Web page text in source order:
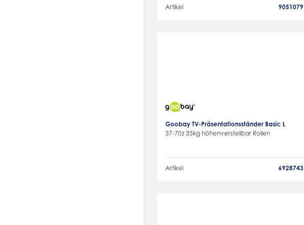
Artikel 9051079
Goobay TV-Präsentationsständer Basic L
37-70z 35kg höhenverstellbar Rollen
Artikel 6928743